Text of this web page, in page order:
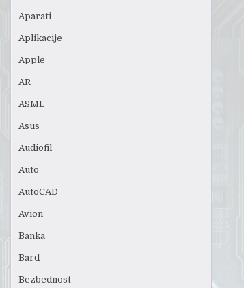
Aparati
Aplikacije
Apple
AR
ASML
Asus
Audiofil
Auto
AutoCAD
Avion
Banka
Bard
Bezbednost